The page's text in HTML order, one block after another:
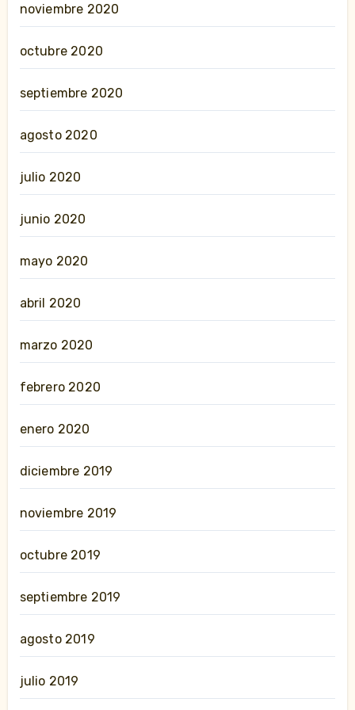
noviembre 2020
octubre 2020
septiembre 2020
agosto 2020
julio 2020
junio 2020
mayo 2020
abril 2020
marzo 2020
febrero 2020
enero 2020
diciembre 2019
noviembre 2019
octubre 2019
septiembre 2019
agosto 2019
julio 2019